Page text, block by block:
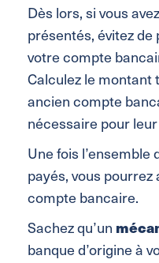
Dès lors, si vous
présentés, évitez
votre compte
Calculez le montant
ancien compte
nécessaire pour
Une fois
payés, vous
compte bancaire.
Sachez qu’un
banque d’origine à